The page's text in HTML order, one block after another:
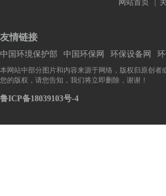
网站首页 |
友情链接
中国环境保护部 中国环保网 环保设备网
本网站中部分图片和内容来源于网络，版权归原创者
您的版权，请您告知，我们将立即删除，谢谢！
鲁ICP备18039103号-4